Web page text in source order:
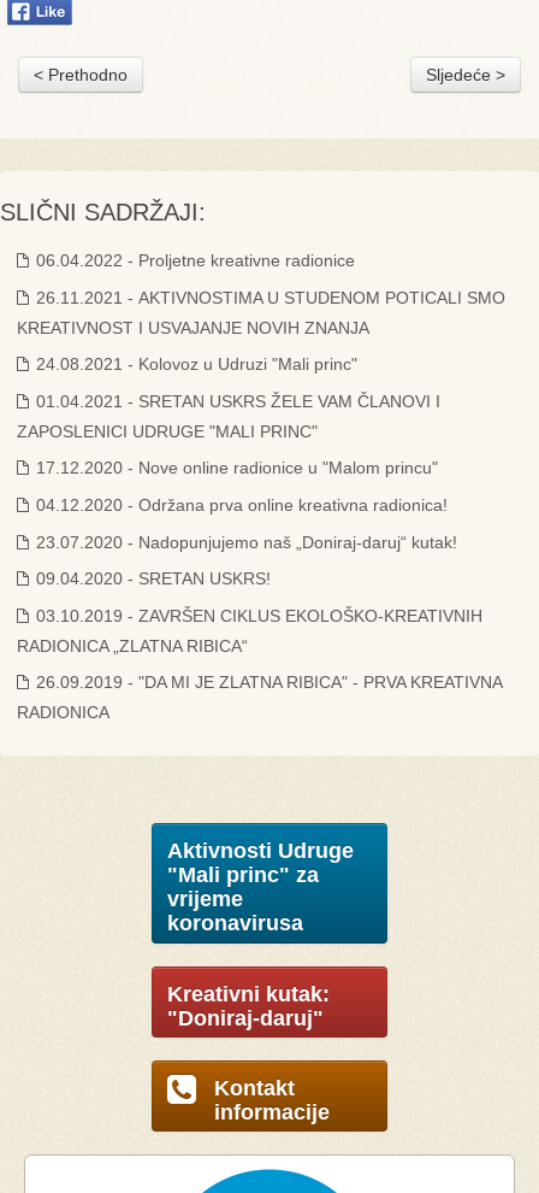
< Prethodno Sljedeće >
SLIČNI SADRŽAJI:
06.04.2022 - Proljetne kreativne radionice
26.11.2021 - AKTIVNOSTIMA U STUDENOM POTICALI SMO
KREATIVNOST I USVAJANJE NOVIH ZNANJA
24.08.2021 - Kolovoz u Udruzi "Mali princ"
01.04.2021 - SRETAN USKRS ŽELE VAM ČLANOVI I
ZAPOSLENICI UDRUGE "MALI PRINC"
17.12.2020 - Nove online radionice u "Malom princu"
04.12.2020 - Održana prva online kreativna radionica!
23.07.2020 - Nadopunjujemo naš „Doniraj-daruj“ kutak!
09.04.2020 - SRETAN USKRS!
03.10.2019 - ZAVRŠEN CIKLUS EKOLOŠKO-KREATIVNIH
RADIONICA „ZLATNA RIBICA“
26.09.2019 - "DA MI JE ZLATNA RIBICA" - PRVA KREATIVNA
RADIONICA
Aktivnosti Udruge
"Mali princ" za
vrijeme
koronavirusa
Kreativni kutak:
"Doniraj-daruj"
Kontakt
informacije